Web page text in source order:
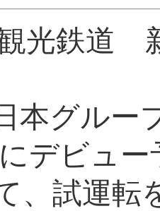
光鉄道
本グルー
デビュ
、試運転